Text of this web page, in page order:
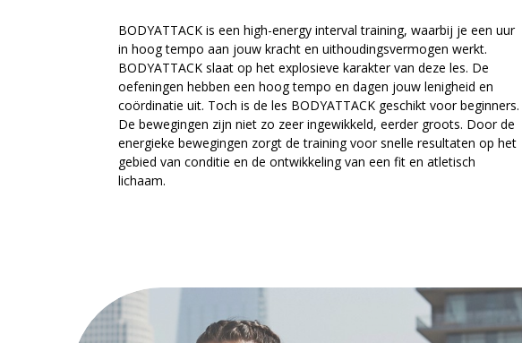
BODYATTACK is een high-energy interval training, waarbij je een uur
in hoog tempo aan jouw kracht en uithoudingsvermogen werkt.
BODYATTACK slaat op het explosieve karakter van deze les. De
oefeningen hebben een hoog tempo en dagen jouw lenigheid en
coördinatie uit. Toch is de les BODYATTACK geschikt voor beginners.
De bewegingen zijn niet zo zeer ingewikkeld, eerder groots. Door de
energieke bewegingen zorgt de training voor snelle resultaten op het
gebied van conditie en de ontwikkeling van een fit en atletisch
lichaam.